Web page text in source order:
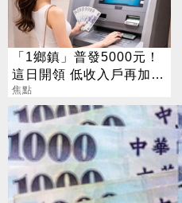
「1鄉鎮」普發5000元！
這日開領 低收入戶再加碼
2000元
焦點